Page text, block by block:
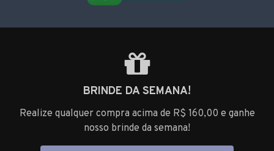
BRINDE DA SEMANA!
Realize qualquer compra acima de R$ 160,00 e ganhe
nosso brinde da semana!